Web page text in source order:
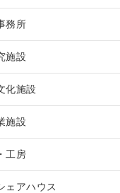
務所
施設
化施設
施設
工房
ェアハウス